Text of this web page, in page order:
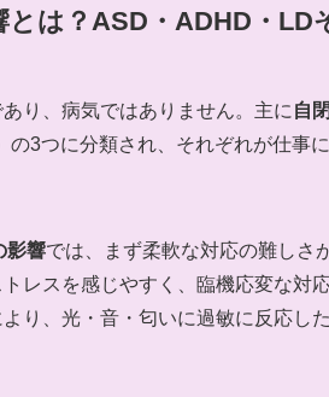
は？ASD・ADHD・LD
り、病気ではありません。主に 自
の3つに分類され、それぞれが仕事
影響では、まず柔軟な対応の難しさ
レスを感じやすく、臨機応変な対
より、光・音・匂いに過敏に反応し